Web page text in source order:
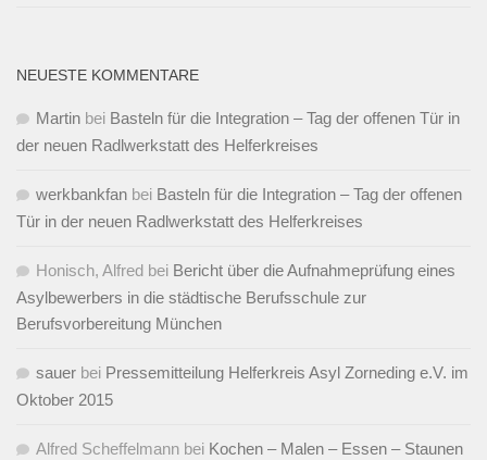
NEUESTE KOMMENTARE
Martin bei Basteln für die Integration – Tag der offenen Tür in
der neuen Radlwerkstatt des Helferkreises
werkbankfan bei Basteln für die Integration – Tag der offenen
Tür in der neuen Radlwerkstatt des Helferkreises
Honisch, Alfred bei Bericht über die Aufnahmeprüfung eines
Asylbewerbers in die städtische Berufsschule zur
Berufsvorbereitung München
sauer bei Pressemitteilung Helferkreis Asyl Zorneding e.V. im
Oktober 2015
Alfred Scheffelmann bei Kochen – Malen – Essen – Staunen